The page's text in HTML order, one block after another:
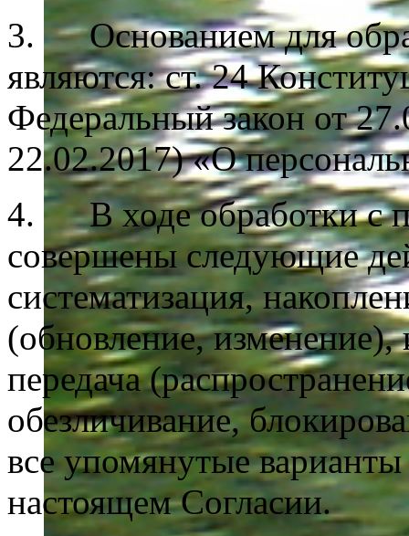
3. Основанием для
являются: ст. 24
Федеральный закон от
22.02.2017) «О
4. В ходе обработки с
совершены следующие
систематизация,
(обновление, изменение),
передача
обезличивание,
все упомянутые
настоящем Согласии.